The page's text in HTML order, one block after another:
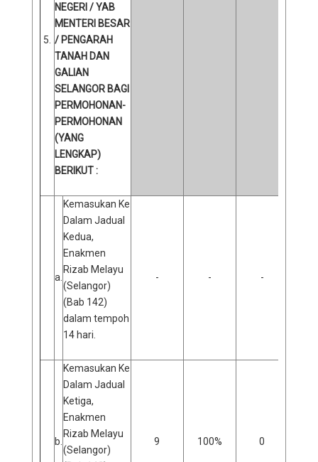
5.
NEGERI / YAB
MENTERI BESAR
/ PENGARAH
TANAH DAN
GALIAN
SELANGOR BAGI
PERMOHONAN-
PERMOHONAN
(YANG
LENGKAP)
BERIKUT :
a.
Kemasukan Ke
Dalam Jadual
Kedua,
Enakmen
Rizab Melayu
(Selangor)
(Bab 142)
dalam tempoh
14 hari.
- - -
b.
Kemasukan Ke
Dalam Jadual
Ketiga,
Enakmen
Rizab Melayu
(Selangor)
9 100% 0